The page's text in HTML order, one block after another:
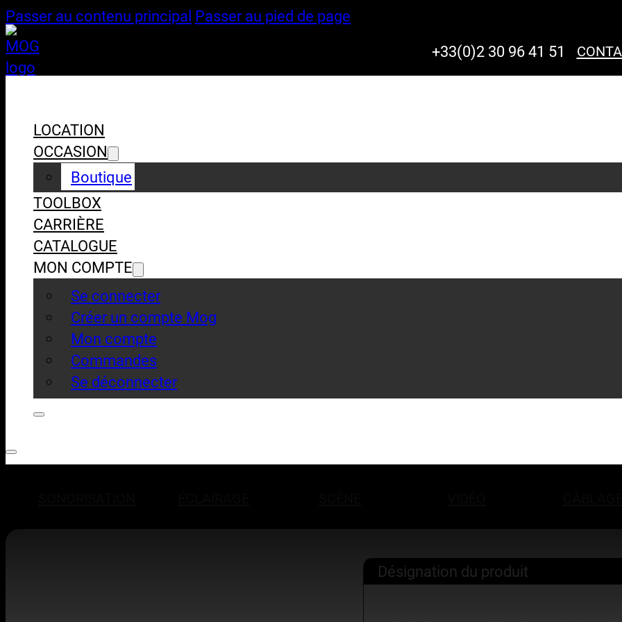
Passer au contenu principal Passer au pied de page
+33(0)2 30 96 41 51
LOCATION
OCCASION
Boutique
TOOLBOX
CARRIÈRE
CATALOGUE
MON COMPTE
Se connecter
Créer un compte Mog
Mon compte
Commandes
Se déconnecter
Désignation du produit